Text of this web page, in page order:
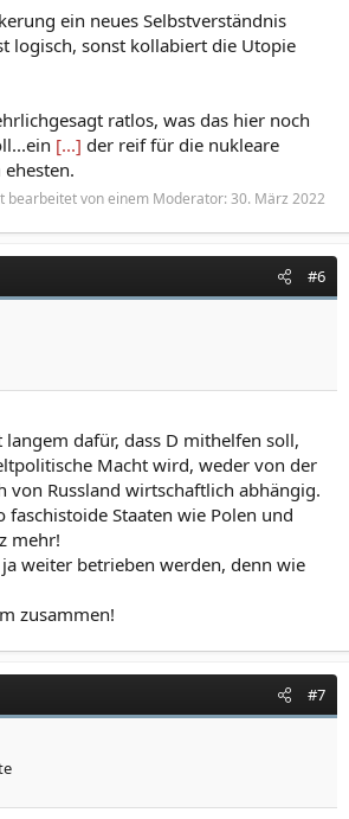
ein neues Selbstverständnis
logisch, sonst kollabiert die Utopie
ratlos, was das hier noch
[...] der reif für die nukleare
bearbeitet von einem Moderator: 30. März 2022
#6
langem dafür, dass D mithelfen soll,
Macht wird, weder von der
von Russland wirtschaftlich abhängig.
faschistoide Staaten wie Polen und
mehr!
weiter betrieben werden, denn wie
zusammen!
#7